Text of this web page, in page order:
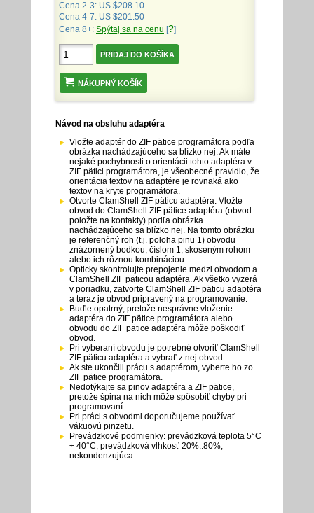
Cena 2-3: US $208.10
Cena 4-7: US $201.50
Cena 8+: Spýtaj sa na cenu [?]
NÁKUPNÝ KOŠÍK
Návod na obsluhu adaptéra
Vložte adaptér do ZIF pätice programátora podľa
obrázka nachádzajúceho sa blízko nej. Ak máte
nejaké pochybnosti o orientácii tohto adaptéra v
ZIF pätici programátora, je všeobecné pravidlo, že
orientácia textov na adaptére je rovnaká ako
textov na kryte programátora.
Otvorte ClamShell ZIF päticu adaptéra. Vložte
obvod do ClamShell ZIF pätice adaptéra (obvod
položte na kontakty) podľa obrázka
nachádzajúceho sa blízko nej. Na tomto obrázku
je referenčný roh (t.j. poloha pinu 1) obvodu
znázornený bodkou, číslom 1, skoseným rohom
alebo ich rôznou kombináciou.
Opticky skontrolujte prepojenie medzi obvodom a
ClamShell ZIF päticou adaptéra. Ak všetko vyzerá
v poriadku, zatvorte ClamShell ZIF päticu adaptéra
a teraz je obvod pripravený na programovanie.
Buďte opatrný, pretože nesprávne vloženie
adaptéra do ZIF pätice programátora alebo
obvodu do ZIF pätice adaptéra môže poškodiť
obvod.
Pri vyberaní obvodu je potrebné otvoriť ClamShell
ZIF päticu adaptéra a vybrať z nej obvod.
Ak ste ukončili prácu s adaptérom, vyberte ho zo
ZIF pätice programátora.
Nedotýkajte sa pinov adaptéra a ZIF pätice,
pretože špina na nich môže spôsobiť chyby pri
programovaní.
Pri práci s obvodmi doporučujeme používať
vákuovú pinzetu.
Prevádzkové podmienky: prevádzková teplota 5°C
÷ 40°C, prevádzková vlhkosť 20%..80%,
nekondenzujúca.